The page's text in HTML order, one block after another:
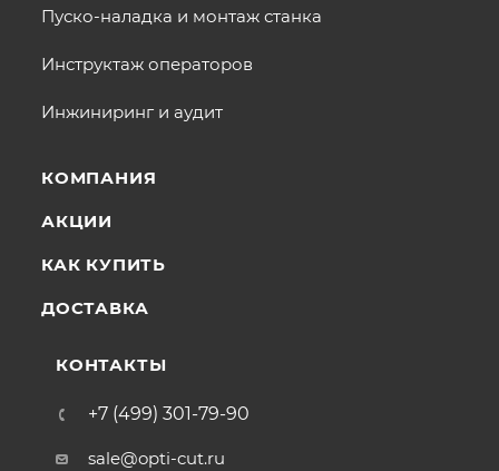
Пуско-наладка и монтаж станка
Инструктаж операторов
Инжиниринг и аудит
КОМПАНИЯ
АКЦИИ
КАК КУПИТЬ
ДОСТАВКА
КОНТАКТЫ
+7 (499) 301-79-90
sale@opti-cut.ru